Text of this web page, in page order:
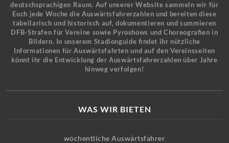
deutschsprachigen Raum. Auf unserer Website sammeln wir für
Euch jede Woche die Auswärtsfahrerzahlen und bereiten diese
tabellarisch und historisch auf, dokumentieren und summieren
DFB-Strafen für Vereine sowie Pyroshows und Choreografien in
Bildern. In unserem Stadionguide findet ihr nützliche
Informationen für Auswärtsfahrten und auf den Vereinsseiten
könnt ihr die Entwicklung der Auswärtsfahrerzahlen über Jahre
hinweg verfolgen!
WAS WIR BIETEN
wöchentliche Auswärtsfahrer